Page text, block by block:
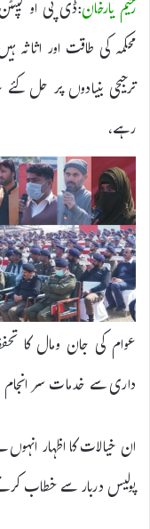
رحیم یارخان:ڈی پی او
محکمہ کی طاقت اور اثاثہ
ترجیحی بنیادوں پر حل
رہے،
عوام کی جان ومال کا
داری سے خدمات سر
ان خیالات کا اظہار
پولیس دربار سے خطاب